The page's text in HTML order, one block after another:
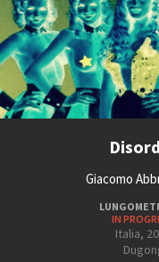
Giacomo
IN
Italia,